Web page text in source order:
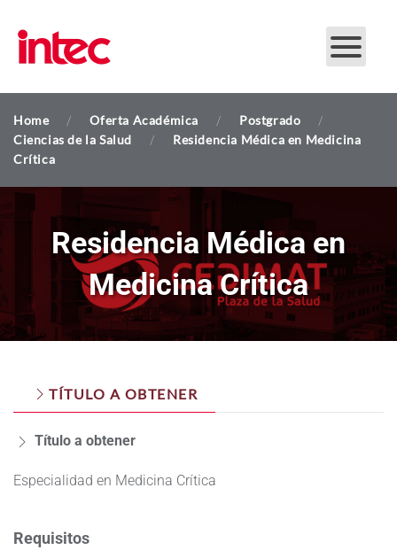
Skip to main content
Home Oferta Académica
Postgrado
Ciencias de la Salud
Residencia Médica en Medicina
Crítica
Residencia Médica en
Medicina Crítica
TÍTULO A OBTENER
Título a obtener
Especialidad en Medicina Crítica
Requisitos